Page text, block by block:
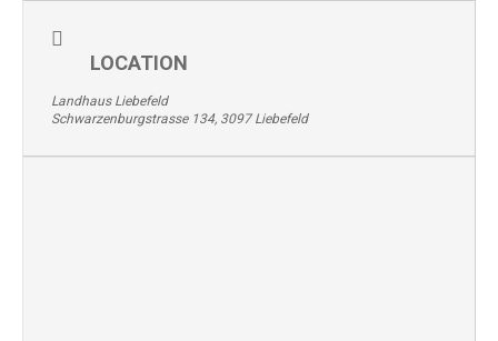
LOCATION
Landhaus Liebefeld
Schwarzenburgstrasse 134, 3097 Liebefeld